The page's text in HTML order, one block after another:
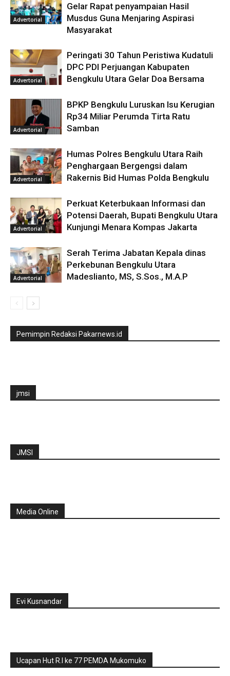
Advertorial
Gelar Rapat penyampaian Hasil
Musdus Guna Menjaring Aspirasi
Masyarakat
Advertorial
Peringati 30 Tahun Peristiwa Kudatuli
DPC PDI Perjuangan Kabupaten
Bengkulu Utara Gelar Doa Bersama
Advertorial
BPKP Bengkulu Luruskan Isu Kerugian
Rp34 Miliar Perumda Tirta Ratu
Samban
Advertorial
Humas Polres Bengkulu Utara Raih
Penghargaan Bergengsi dalam
Rakernis Bid Humas Polda Bengkulu
Advertorial
Perkuat Keterbukaan Informasi dan
Potensi Daerah, Bupati Bengkulu Utara
Kunjungi Menara Kompas Jakarta
Advertorial
Serah Terima Jabatan Kepala dinas
Perkebunan Bengkulu Utara
Madeslianto, MS, S.Sos., M.A.P
Pemimpin Redaksi Pakarnews.id
jmsi
JMSI
Media Online
Evi Kusnandar
Ucapan Hut R.I ke 77 PEMDA Mukomuko